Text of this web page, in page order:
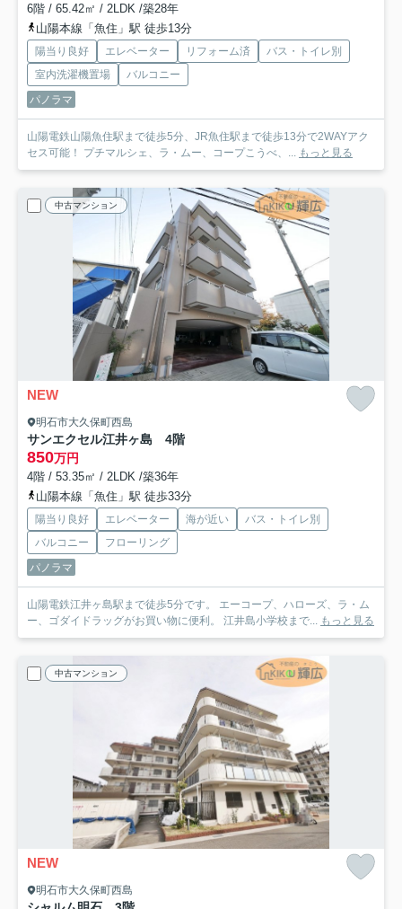
6階 / 65.42㎡ / 2LDK /築28年
山陽本線「魚住」駅 徒歩13分
陽当り良好 エレベーター リフォーム済
バス・トイレ別
室内洗濯機置場
バルコニー
パノラマ
山陽電鉄山陽魚住駅まで徒歩5分、JR魚住駅まで徒歩13分で2WAYアク
セス可能！ プチマルシェ、ラ・ムー、コープこうべ、... もっと見る
中古マンション
NEW
明石市大久保町西島
サンエクセル江井ヶ島 4階
850万円
4階 / 53.35㎡ / 2LDK /築36年
山陽本線「魚住」駅 徒歩33分
陽当り良好 エレベーター 海が近い
バス・トイレ別
バルコニー
フローリング
パノラマ
山陽電鉄江井ヶ島駅まで徒歩5分です。 エーコープ、ハローズ、ラ・ム
ー、ゴダイドラッグがお買い物に便利。 江井島小学校まで... もっと見る
中古マンション
NEW
明石市大久保町西島